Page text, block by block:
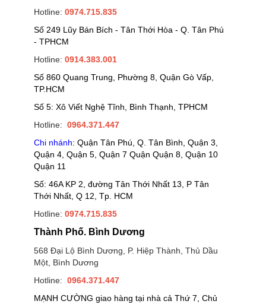
Hotline: 0974.715.835
Số 249 Lũy Bán Bích - Tân Thới Hòa - Q. Tân Phú
- TPHCM
Hotline: 0914.383.001
Số 860 Quang Trung, Phường 8, Quận Gò Vấp,
TP.HCM
Số 5: Xô Viết Nghệ Tĩnh, Bình Thạnh, TPHCM
Hotline: 0964.371.447
Chi nhánh: Quận Tân Phú, Q. Tân Bình, Quận 3,
Quận 4, Quận 5, Quận 7 Quận Quận 8, Quận 10
Quận 11
Số: 46A KP 2, đường Tân Thới Nhất 13, P Tân
Thới Nhất, Q 12, Tp. HCM
Hotline: 0974.715.835
Thành Phố. Bình Dương
568 Đại Lộ Bình Dương, P. Hiệp Thành, Thủ Dầu
Một, Bình Dương
Hotline: 0964.371.447
MẠNH CƯỜNG giao hàng tại nhà cả Thứ 7, Chủ